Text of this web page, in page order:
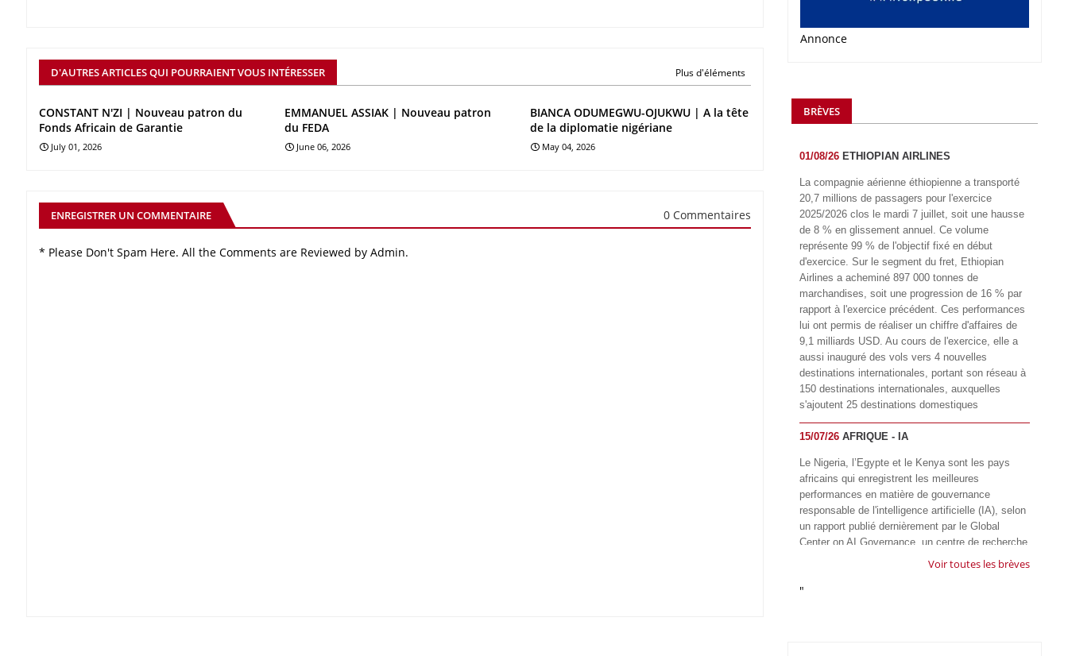
D'AUTRES ARTICLES QUI POURRAIENT VOUS INTÉRESSER Plus d'éléments
CONSTANT N'ZI | Nouveau patron du
Fonds Africain de Garantie
July 01, 2026
EMMANUEL ASSIAK | Nouveau patron
du FEDA
June 06, 2026
BIANCA ODUMEGWU-OJUKWU | A la tête
de la diplomatie nigériane
May 04, 2026
ENREGISTRER UN COMMENTAIRE 0 Commentaires
* Please Don't Spam Here. All the Comments are Reviewed by Admin.
Annonce
BRÈVES
01/08/26 ETHIOPIAN AIRLINES
La compagnie aérienne éthiopienne a transporté
20,7 millions de passagers pour l'exercice
2025/2026 clos le mardi 7 juillet, soit une hausse
de 8 % en glissement annuel. Ce volume
représente 99 % de l'objectif fixé en début
d'exercice. Sur le segment du fret, Ethiopian
Airlines a acheminé 897 000 tonnes de
marchandises, soit une progression de 16 % par
rapport à l'exercice précédent. Ces performances
lui ont permis de réaliser un chiffre d'affaires de
9,1 milliards USD. Au cours de l'exercice, elle a
aussi inauguré des vols vers 4 nouvelles
destinations internationales, portant son réseau à
150 destinations internationales, auxquelles
s'ajoutent 25 destinations domestiques
15/07/26 AFRIQUE - IA
Le Nigeria, l’Egypte et le Kenya sont les pays
africains qui enregistrent les meilleures
performances en matière de gouvernance
responsable de l'intelligence artificielle (IA), selon
un rapport publié dernièrement par le Global
Center on AI Governance, un centre de recherche
basé en Afrique du Sud, qui œuvre à promouvoir
à l'échelle mondiale. Alors que l’IA transforme
Voir toutes les brèves
"